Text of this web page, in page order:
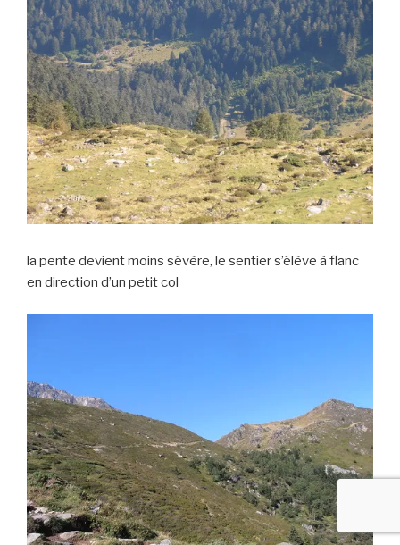
la pente devient moins sévère, le sentier s’élève à flanc
en direction d’un petit col